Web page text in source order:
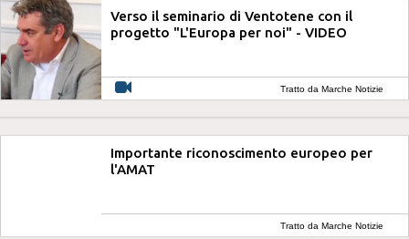
Verso il seminario di Ventotene con il
progetto "L'Europa per noi" - VIDEO
Tratto da Marche Notizie
Importante riconoscimento europeo per
l'AMAT
Tratto da Marche Notizie